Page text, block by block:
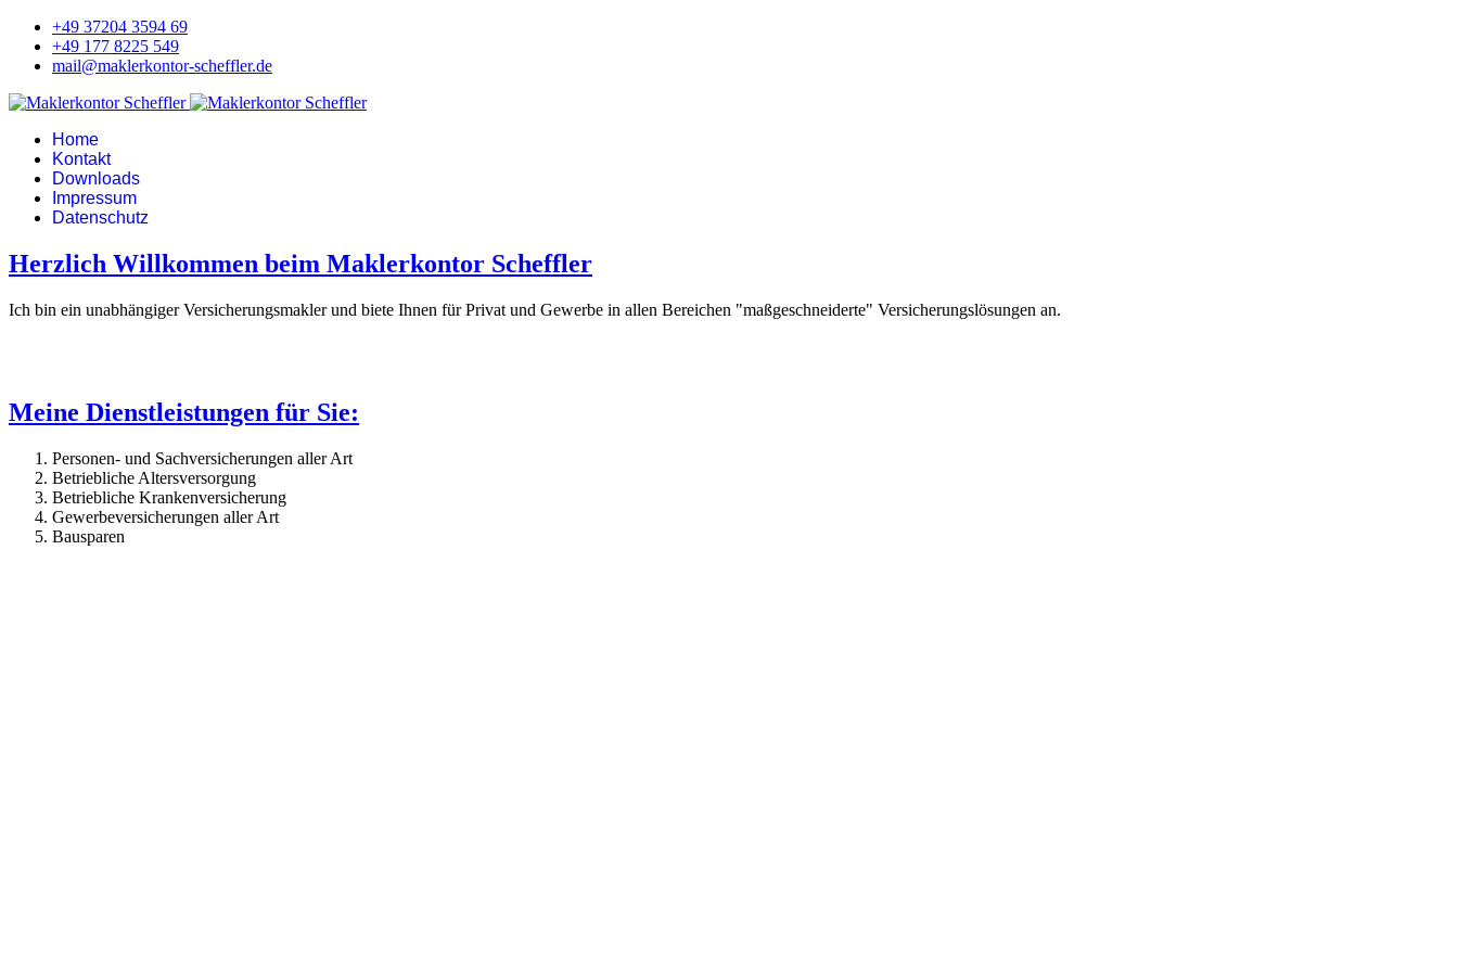
+49 37204 3594 69
+49 177 8225 549
mail@maklerkontor-scheffler.de
Home
Kontakt
Downloads
Impressum
Datenschutz
Herzlich Willkommen beim Maklerkontor Scheffler
Ich bin ein unabhängiger Versicherungsmakler und biete Ihnen für Privat und Gewerbe in allen Bereichen "maßgeschneiderte" Versicherungslösungen an.
Meine Dienstleistungen für Sie:
Personen- und Sachversicherungen aller Art
Betriebliche Altersversorgung
Betriebliche Krankenversicherung
Gewerbeversicherungen aller Art
Bausparen